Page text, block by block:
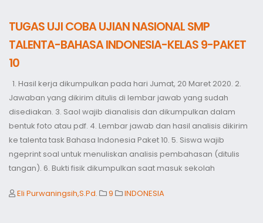
TUGAS UJI COBA UJIAN NASIONAL SMP
TALENTA-BAHASA INDONESIA-KELAS 9-PAKET
10
1. Hasil kerja dikumpulkan pada hari Jumat, 20 Maret 2020. 2.
Jawaban yang dikirim ditulis di lembar jawab yang sudah
disediakan. 3. Saol wajib dianalisis dan dikumpulkan dalam
bentuk foto atau pdf. 4. Lembar jawab dan hasil analisis dikirim
ke talenta task Bahasa Indonesia Paket 10. 5. Siswa wajib
ngeprint soal untuk menuliskan analisis pembahasan (ditulis
tangan). 6. Bukti fisik dikumpulkan saat masuk sekolah
Eli Purwaningsih,S.Pd. 9 INDONESIA